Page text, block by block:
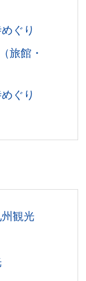
り、歴代藩主
います。
中学生400円
ださい
20分、タクシ
ぐり
旅館・
ぐり
観光